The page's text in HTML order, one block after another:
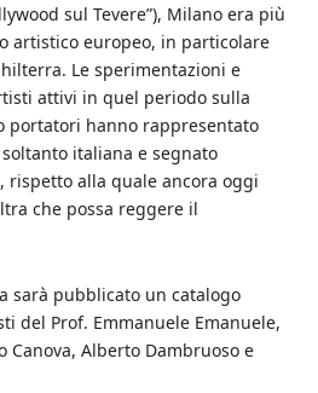
sul Tevere”), Milano era più
artistico europeo, in particolare
Le sperimentazioni e
attivi in quel periodo sulla
portatori hanno rappresentato
italiana e segnato
rispetto alla quale ancora oggi
che possa reggere il
sarà pubblicato un catalogo
del Prof. Emmanuele Emanuele,
Canova, Alberto Dambruoso e